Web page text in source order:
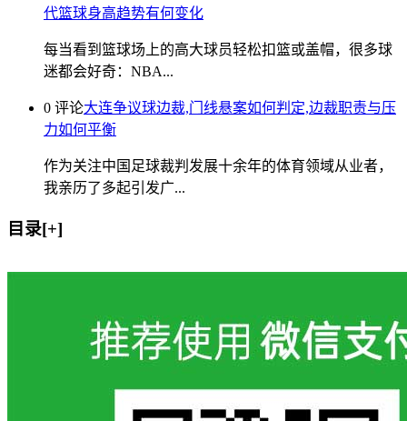
代篮球身高趋势有何变化
每当看到篮球场上的高大球员轻松扣篮或盖帽，很多球
迷都会好奇：NBA...
0 评论大连争议球边裁,门线悬案如何判定,边裁职责与压
力如何平衡
作为关注中国足球裁判发展十余年的体育领域从业者，
我亲历了多起引发广...
目录[+]